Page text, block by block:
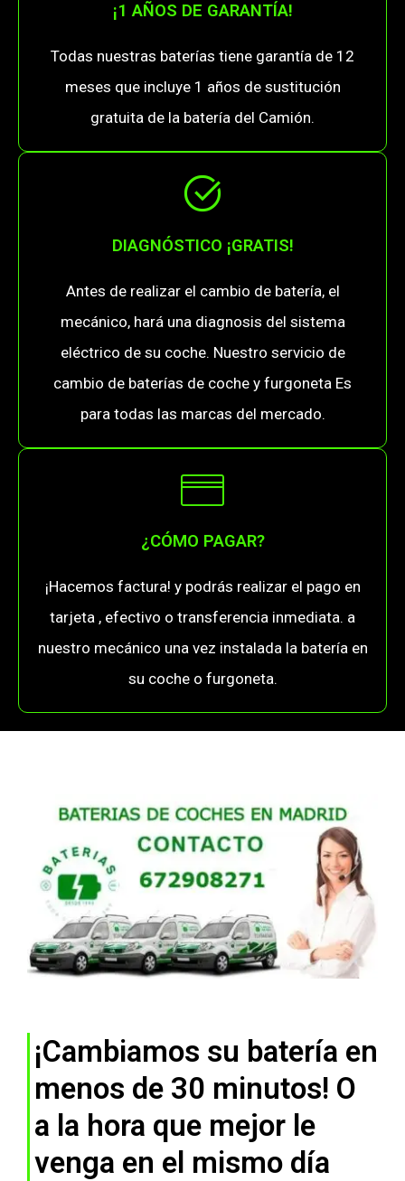
¡1 AÑOS DE GARANTÍA!
Todas nuestras baterías tiene garantía de 12
meses que incluye 1 años de sustitución
gratuita de la batería del Camión.
DIAGNÓSTICO ¡GRATIS!
Antes de realizar el cambio de batería, el
mecánico, hará una diagnosis del sistema
eléctrico de su coche. Nuestro servicio de
cambio de baterías de coche y furgoneta Es
para todas las marcas del mercado.
¿CÓMO PAGAR?
¡Hacemos factura! y podrás realizar el pago en
tarjeta , efectivo o transferencia inmediata. a
nuestro mecánico una vez instalada la batería en
su coche o furgoneta.
¡Cambiamos su batería en
menos de 30 minutos! O
a la hora que mejor le
venga en el mismo día